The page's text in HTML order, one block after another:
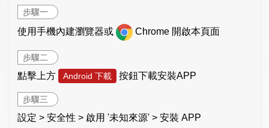
步驟一
使用手機內建瀏覽器或 Chrome 開啟本頁面
步驟二
點擊上方 Android 下載 按鈕下載安裝APP
步驟三
設定 > 安全性 > 啟用 '未知來源' > 安裝 APP